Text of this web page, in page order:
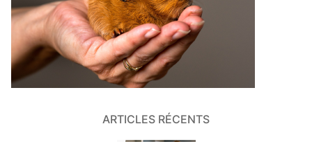
ARTICLES RÉCENTS